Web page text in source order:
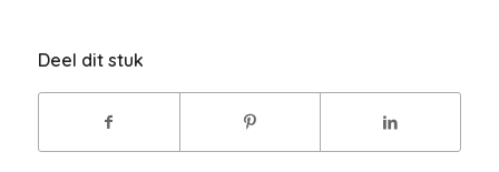
Deel dit stuk